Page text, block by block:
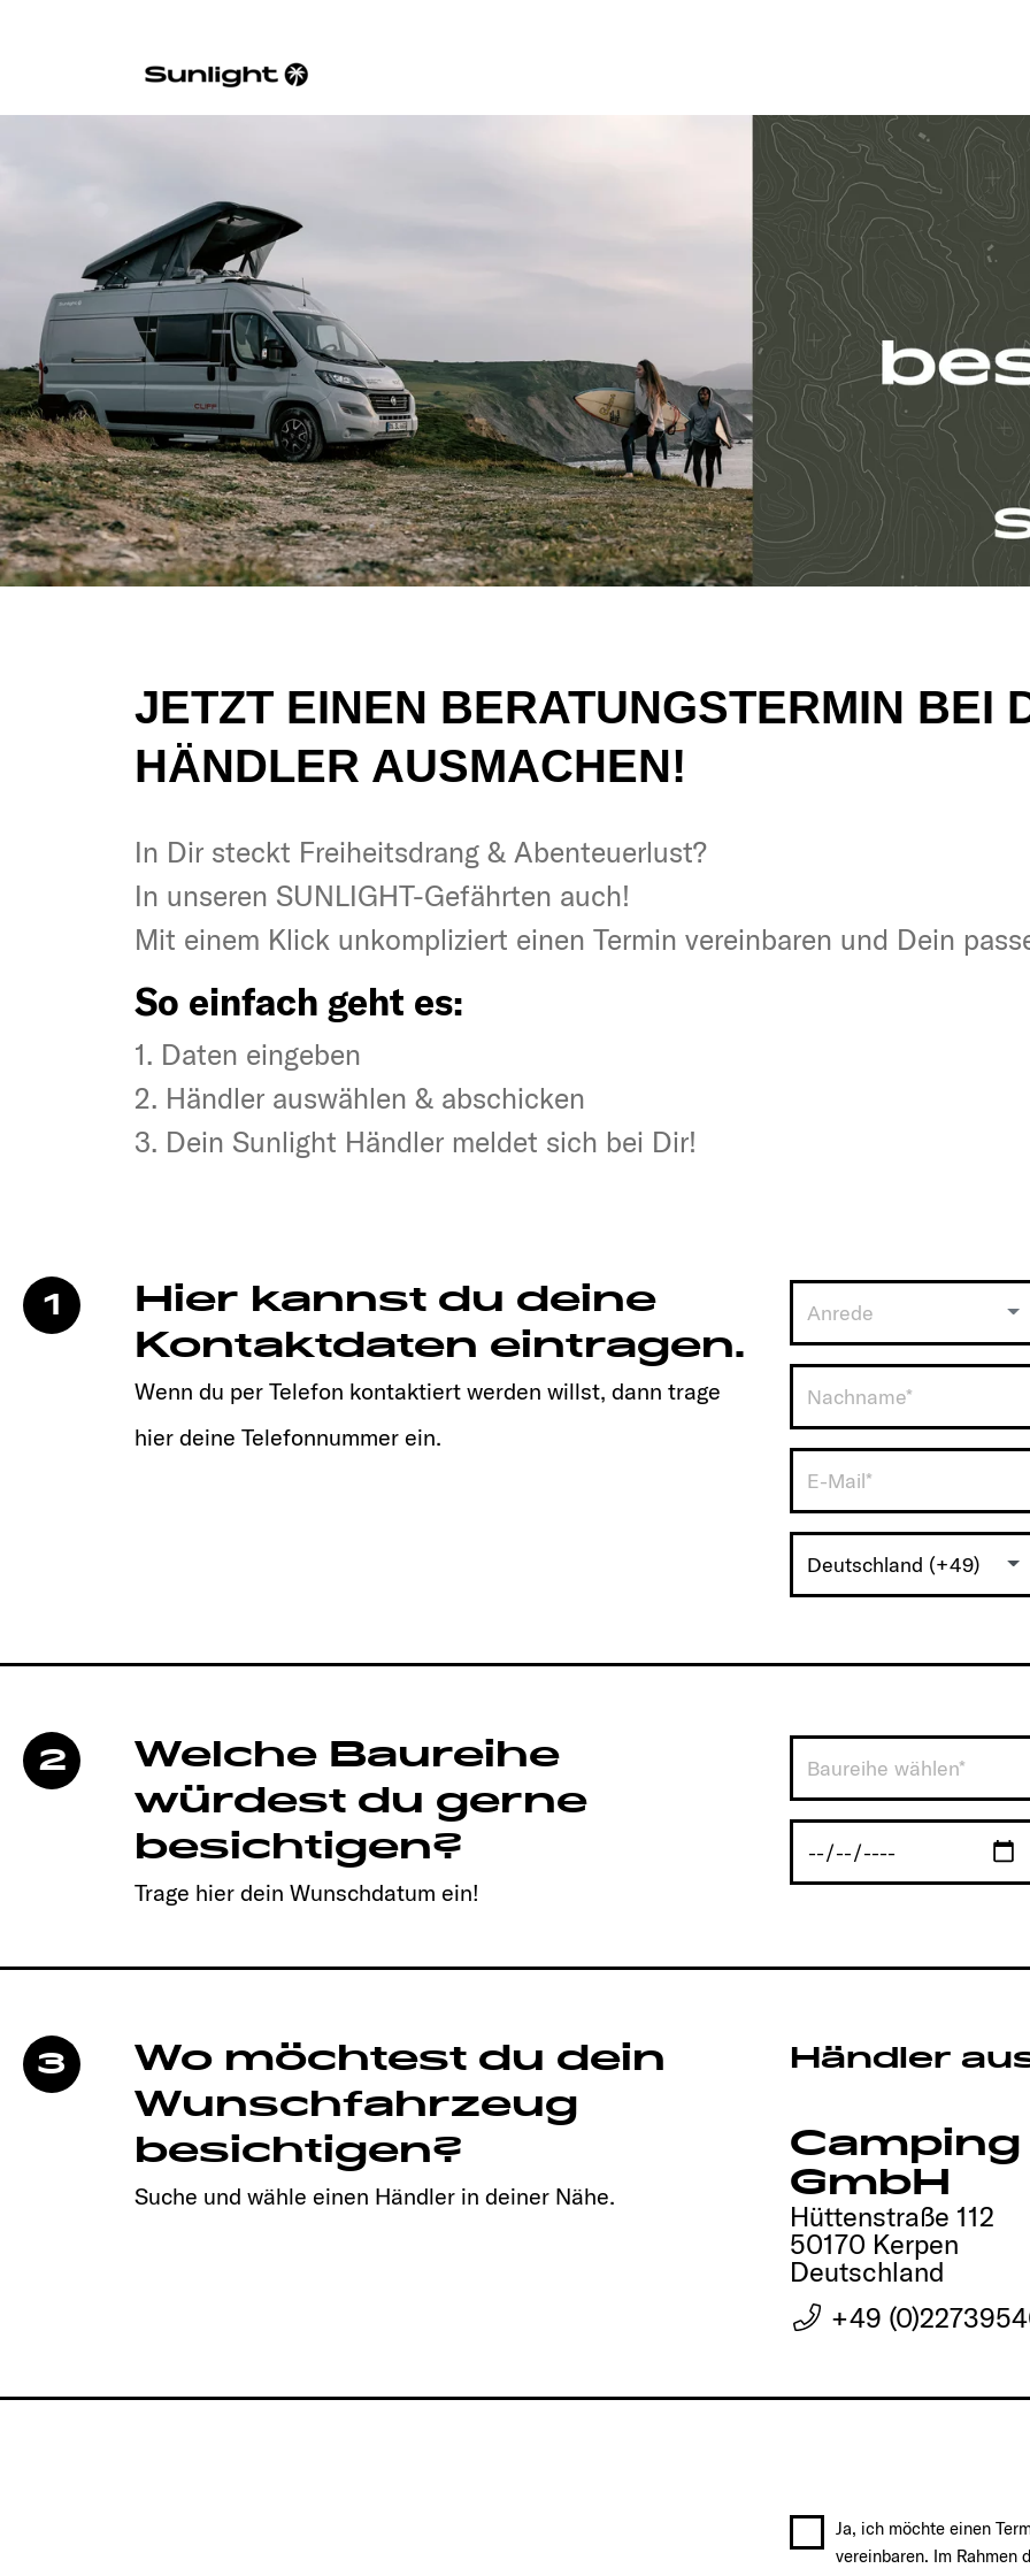
JETZT EINEN BERATUNGSTERMIN BEI
HÄNDLER AUSMACHEN!
In Dir steckt Freiheitsdrang & Abenteuerlust?
In unseren SUNLIGHT-Gefährten auch!
Mit einem Klick unkompliziert einen Termin vereinbaren und Dein
So einfach geht es:
1. Daten eingeben
2. Händler auswählen & abschicken
3. Dein Sunlight Händler meldet sich bei Dir!
In Dir steckt Freiheitsdrang & Abenteuerlust?
In unseren SUNLIGHT-Gefährten auch!
Mit einem Klick unkompliziert einen Termin vereinbaren und Dein
So einfach geht es:
1. Daten eingeben
2. Händler auswählen & abschicken
3. Dein Sunlight Händler meldet sich bei Dir!
1
Hier kannst du deine
Kontaktdaten eintragen.
Wenn du per Telefon kontaktiert werden willst, dann trage
hier deine Telefonnummer ein.
Anrede
Deutschland (+49)
2
Welche Baureihe
würdest du gerne
besichtigen?
Trage hier dein Wunschdatum ein!
Baureihe wählen*
3
Wo möchtest du dein
Wunschfahrzeug
besichtigen?
Suche und wähle einen Händler in deiner Nähe.
Händler
Camping
GmbH
Hüttenstraße 112
50170 Kerpen
Deutschland
+49
Ja, ich möchte einen
vereinbaren. Im Rahmen